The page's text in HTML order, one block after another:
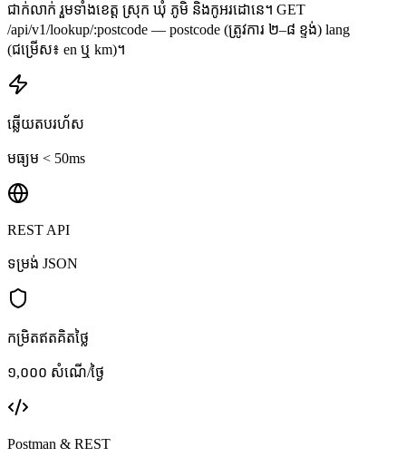
ជាក់លាក់ រួមទាំងខេត្ត ស្រុក ឃុំ ភូមិ និងកូអរដោនេ។ GET
/api/v1/lookup/:postcode — postcode (ត្រូវការ ២–៨ ខ្ទង់) lang
(ជម្រើស៖ en ឬ km)។
ឆ្លើយតបរហ័ស
មធ្យម < 50ms
REST API
ទម្រង់ JSON
កម្រិតឥតគិតថ្លៃ
១,០០០ សំណើ/ថ្ងៃ
Postman & REST